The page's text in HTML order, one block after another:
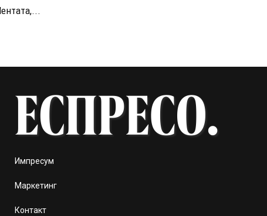
Импресум
Маркетинг
Контакт